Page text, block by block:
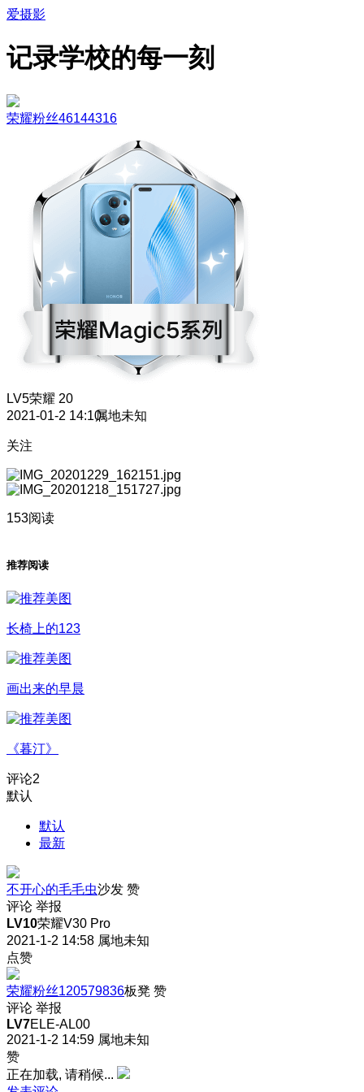
爱摄影
记录学校的每一刻
荣耀粉丝46144316
LV5荣耀 20
2021-01-2 14:10属地未知
关注
153阅读
推荐阅读
长椅上的123
画出来的早晨
《暮汀》
评论2
默认
默认
最新
不开心的毛毛虫沙发 赞
评论 举报
LV10荣耀V30 Pro
2021-1-2 14:58 属地未知
点赞
荣耀粉丝120579836板凳 赞
评论 举报
LV7ELE-AL00
2021-1-2 14:59 属地未知
赞
正在加载, 请稍候...